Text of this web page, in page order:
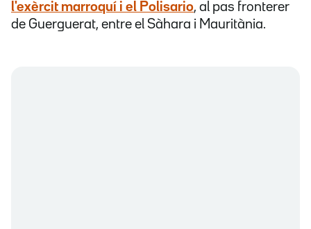
l'exèrcit marroquí i el Polisario, al pas fronterer
de Guerguerat, entre el Sàhara i Mauritània.